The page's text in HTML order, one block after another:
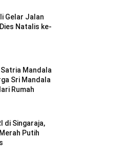
Gelar Jalan
Natalis ke-
Mandala
Sri Mandala
Rumah
di Singaraja,
Putih